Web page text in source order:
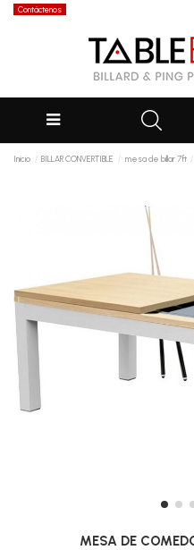
Contáctenos
Inicio BILLAR CONVERTIBLE mesa de billar 7ft
MESA DE